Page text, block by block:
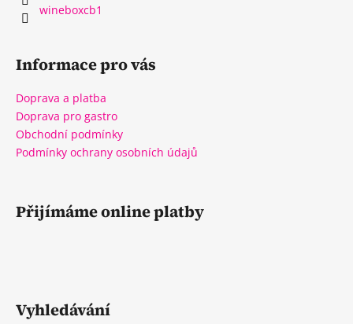
wineboxcb1
Informace pro vás
Doprava a platba
Doprava pro gastro
Obchodní podmínky
Podmínky ochrany osobních údajů
Přijímáme online platby
Vyhledávání